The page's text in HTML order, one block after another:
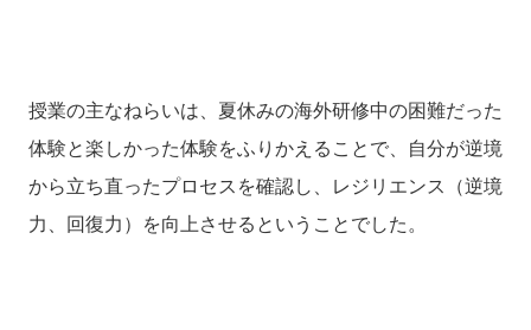
授業の主なねらいは、夏休みの海外研修中の困難だった
体験と楽しかった体験をふりかえることで、自分が逆境
から立ち直ったプロセスを確認し、レジリエンス（逆境
力、回復力）を向上させるということでした。